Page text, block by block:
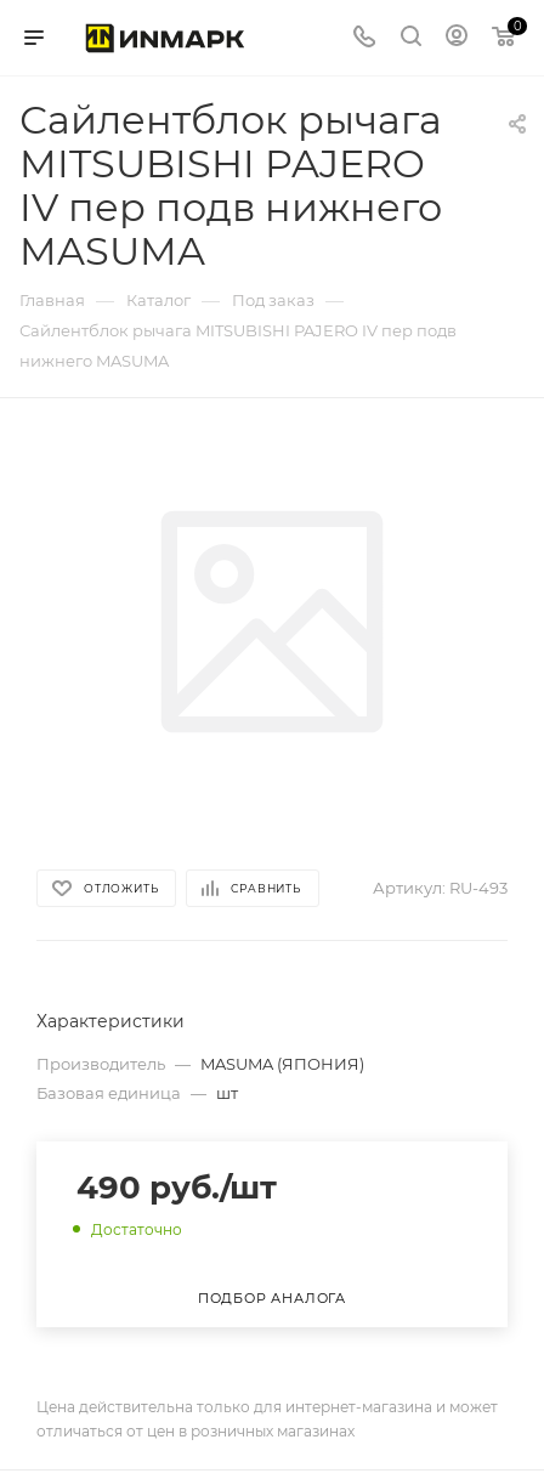
0
Сайлентблок рычага
MITSUBISHI PAJERO
IV пер подв нижнего
MASUMA
Главная — Каталог — Под заказ —
Сайлентблок рычага MITSUBISHI PAJERO IV пер подв
нижнего MASUMA
ОТЛОЖИТЬ СРАВНИТЬ Артикул: RU-493
Характеристики
Производитель — MASUMA (ЯПОНИЯ)
Базовая единица — шт
490 руб./шт
Достаточно
ПОДБОР АНАЛОГА
Цена действительна только для интернет-магазина и может
отличаться от цен в розничных магазинах